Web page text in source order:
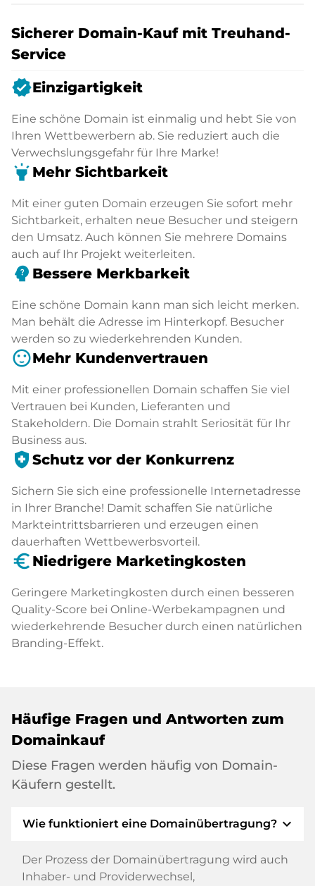
Sicherer Domain-Kauf mit Treuhand-
Service
verifiedEinzigartigkeit
Eine schöne Domain ist einmalig und hebt Sie von
Ihren Wettbewerbern ab. Sie reduziert auch die
Verwechslungsgefahr für Ihre Marke!
highlight Mehr Sichtbarkeit
Mit einer guten Domain erzeugen Sie sofort mehr
Sichtbarkeit, erhalten neue Besucher und steigern
den Umsatz. Auch können Sie mehrere Domains
auch auf Ihr Projekt weiterleiten.
psychology_alt Bessere Merkbarkeit
Eine schöne Domain kann man sich leicht merken.
Man behält die Adresse im Hinterkopf. Besucher
werden so zu wiederkehrenden Kunden.
sentiment_satisfiedMehr Kundenvertrauen
Mit einer professionellen Domain schaffen Sie viel
Vertrauen bei Kunden, Lieferanten und
Stakeholdern. Die Domain strahlt Seriosität für Ihr
Business aus.
health_and_safety Schutz vor der Konkurrenz
Sichern Sie sich eine professionelle Internetadresse
in Ihrer Branche! Damit schaffen Sie natürliche
Markteintrittsbarrieren und erzeugen einen
dauerhaften Wettbewerbsvorteil.
euro_symbol Niedrigere Marketingkosten
Geringere Marketingkosten durch einen besseren
Quality-Score bei Online-Werbekampagnen und
wiederkehrende Besucher durch einen natürlichen
Branding-Effekt.
Häufige Fragen und Antworten zum
Domainkauf
Diese Fragen werden häufig von Domain-
Käufern gestellt.
Wie funktioniert eine Domainübertragung? expand_more
Der Prozess der Domainübertragung wird auch
Inhaber- und Providerwechsel,